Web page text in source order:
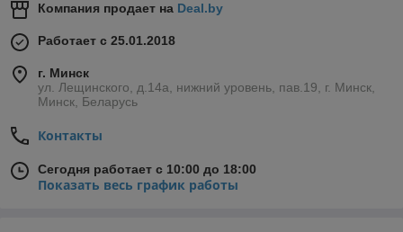
Компания продает на Deal.by
Работает с 25.01.2018
г. Минск
ул. Лещинского, д.14а, нижний уровень, пав.19, г. Минск,
Минск, Беларусь
Контакты
Сегодня работает с 10:00 до 18:00
Показать весь график работы